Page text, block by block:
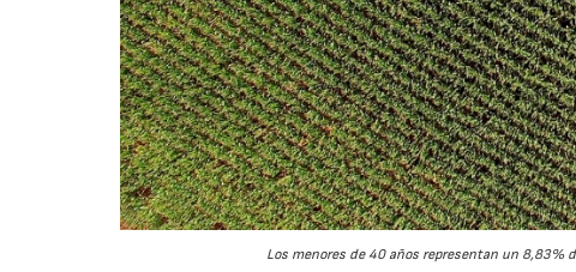
Los menores de 40 años representan un 8,83%